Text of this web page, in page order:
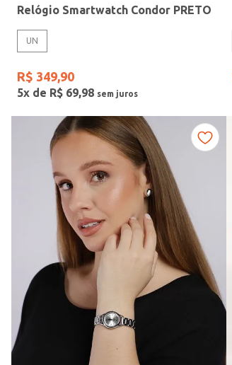
Fitness
Relógio Smartwatch Condor PRETO
UN
R$ 349,90
5x de R$ 69,98